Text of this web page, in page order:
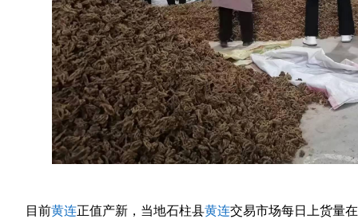
目前黄连正值产新，当地石柱县黄连交易市场每日上货量